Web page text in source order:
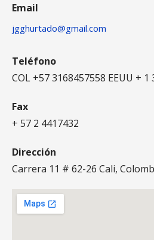
Email
jgghurtado@gmail.com
Teléfono
COL +57 3168457558 EEUU + 1
Fax
+ 57 2 4417432
Dirección
Carrera 11 # 62-26 Cali,